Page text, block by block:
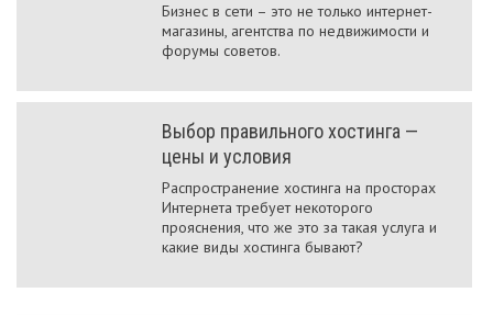
Бизнес в сети – это не только интернет-
магазины, агентства по недвижимости и
форумы советов.
Выбор правильного хостинга —
цены и условия
Распространение хостинга на просторах
Интернета требует некоторого
прояснения, что же это за такая услуга и
какие виды хостинга бывают?